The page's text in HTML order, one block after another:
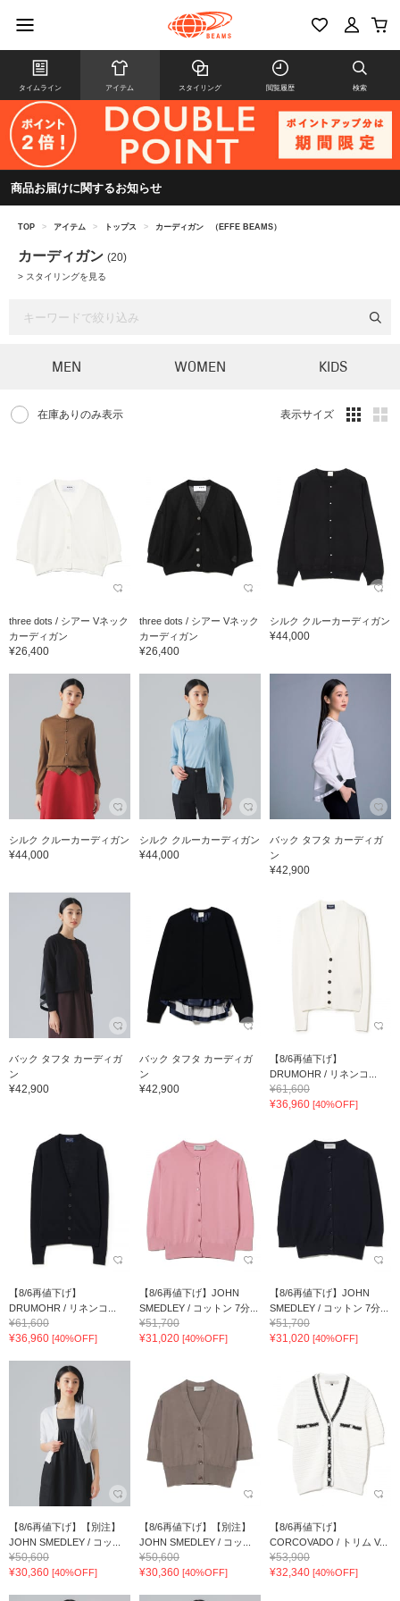
タイムライン アイテム スタイリング 閲覧履歴 検索
商品お届けに関するお知らせ
TOP > アイテム > トップス > カーディガン （EFFE BEAMS）
カーディガン (20)
> スタイリングを見る
MEN WOMEN KIDS
在庫ありのみ表示 表示サイズ
three dots / シアー Vネック
カーディガン
¥26,400
three dots / シアー Vネック
カーディガン
¥26,400
シルク クルーカーディガン
¥44,000
シルク クルーカーディガン
¥44,000
シルク クルーカーディガン
¥44,000
バック タフタ カーディガ
ン
¥42,900
バック タフタ カーディガ
ン
¥42,900
バック タフタ カーディガ
ン
¥42,900
【8/6再値下げ】
DRUMOHR / リネンコ...
¥61,600
¥36,960 [40%OFF]
【8/6再値下げ】
DRUMOHR / リネンコ...
¥61,600
¥36,960 [40%OFF]
【8/6再値下げ】JOHN
SMEDLEY / コットン 7分...
¥51,700
¥31,020 [40%OFF]
【8/6再値下げ】JOHN
SMEDLEY / コットン 7分...
¥51,700
¥31,020 [40%OFF]
【8/6再値下げ】【別注】
JOHN SMEDLEY / コッ...
¥50,600
¥30,360 [40%OFF]
【8/6再値下げ】【別注】
JOHN SMEDLEY / コッ...
¥50,600
¥30,360 [40%OFF]
【8/6再値下げ】
CORCOVADO / トリム V...
¥53,900
¥32,340 [40%OFF]